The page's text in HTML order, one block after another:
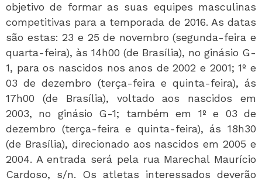
objetivo de formar as suas equipes masculinas
competitivas para a temporada de 2016. As datas
são estas: 23 e 25 de novembro (segunda-feira e
quarta-feira), às 14h00 (de Brasília), no ginásio G-
1, para os nascidos nos anos de 2002 e 2001; 1º e
03 de dezembro (terça-feira e quinta-feira), ás
17h00 (de Brasília), voltado aos nascidos em
2003, no ginásio G-1; também em 1º e 03 de
dezembro (terça-feira e quinta-feira), ás 18h30
(de Brasília), direcionado aos nascidos em 2005 e
2004. A entrada será pela rua Marechal Maurício
Cardoso, s/n. Os atletas interessados deverão